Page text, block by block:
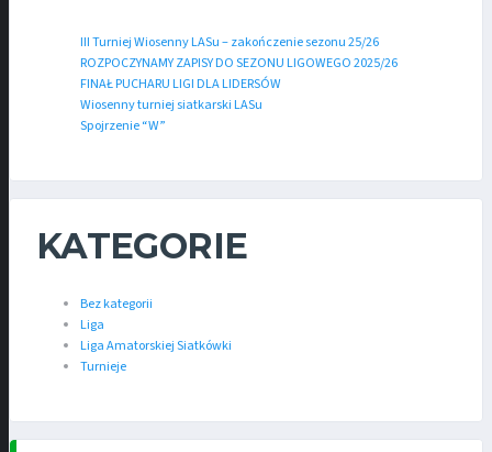
III Turniej Wiosenny LASu – zakończenie sezonu 25/26
ROZPOCZYNAMY ZAPISY DO SEZONU LIGOWEGO 2025/26
FINAŁ PUCHARU LIGI DLA LIDERSÓW
Wiosenny turniej siatkarski LASu
Spojrzenie “W”
KATEGORIE
Bez kategorii
Liga
Liga Amatorskiej Siatkówki
Turnieje